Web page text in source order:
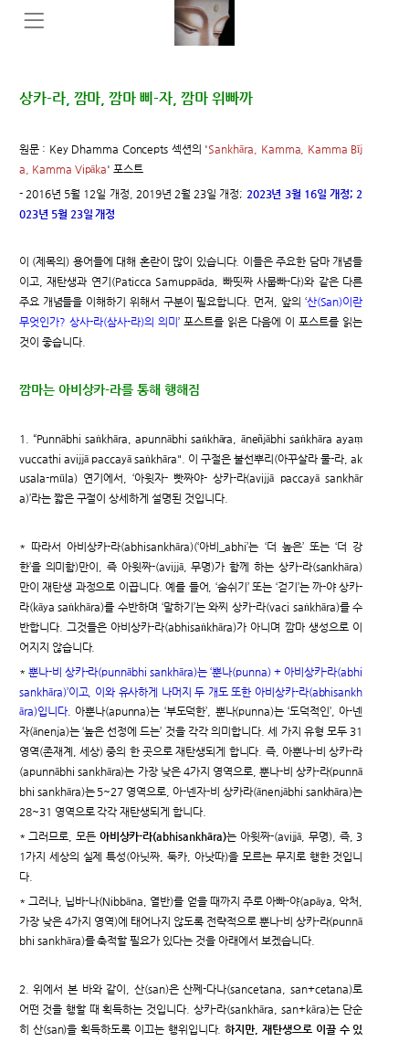
상카-라, 깜마, 깜마 삐-자, 깜마 위빠까
원문 : Key Dhamma Concepts 섹션의 'Sankhāra, Kamma, Kamma Bīj
a, Kamma Vipāka' 포스트
- 2016년 5월 12일 개정, 2019년 2월 23일 개정; 2023년 3월 16일 개정; 2
023년 5월 23일 개정
이 (제목의) 용어들에 대해 혼란이 많이 있습니다. 이들은 주요한 담마 개념들
이고, 재탄생과 연기(Paticca Samuppāda, 빠띳짜 사뭅빠-다)와 같은 다른
주요 개념들을 이해하기 위해서 구분이 필요합니다. 먼저, 앞의 ‘산(San)이란
무엇인가? 상사-라(삼사-라)의 의미 ’ 포스트를 읽은 다음에 이 포스트를 읽는
것이 좋습니다.
깜마는 아비상카-라를 통해 행해짐
1. “Punnābhi saṅkhāra, apunnābhi saṅkhāra, āneñjābhi saṅkhāra ayaṃ
vuccathi avijjā paccayā saṅkhāra". 이 구절은 불선뿌리(아꾸살라 물-라, ak
usala-mūla) 연기에서, ‘아윗자- 빳짜야- 상카-라(avijjā paccayā sankhār
a)’라는 짧은 구절이 상세하게 설명된 것입니다.
* 따라서 아비상카-라(abhisankhāra)(‘아비_abhi’는 ‘더 높은’ 또는 ‘더 강
한’을 의미함)만이, 즉 아윗짜-(avijjā, 무명)가 함께 하는 상카-라(sankhāra)
만이 재탄생 과정으로 이끕니다. 예를 들어, ‘숨쉬기’ 또는 ‘걷기’는 까-야 상카-
라(kāya saṅkhāra)를 수반하며 ‘말하기’는 와찌 상카-라(vaci saṅkhāra)를 수
반합니다. 그것들은 아비상카-라(abhisaṅkhāra)가 아니며 깜마 생성으로 이
어지지 않습니다.
* 뿐나-비 상카-라(punnābhi sankhāra)는 ‘뿐나(punna) + 아비상카-라(abhi
sankhāra)’이고, 이와 유사하게 나머지 두 개도 또한 아비상카-라(abhisankh
āra)입니다. 아뿐나(apunna)는 ‘부도덕한’, 뿐나(punna)는 ‘도덕적인’, 아-넨
자(ānenja)는 ‘높은 선정에 드는’ 것을 각각 의미합니다. 세 가지 유형 모두 31
영역(존재계, 세상) 중의 한 곳으로 재탄생되게 합니다. 즉, 아뿐나-비 상카-라
(apunnābhi sankhāra)는 가장 낮은 4가지 영역으로, 뿐나-비 상카-라(punnā
bhi sankhāra)는 5~27 영역으로, 아-넨자-비 상카라(ānenjābhi sankhāra)는
28~31 영역으로 각각 재탄생되게 합니다.
* 그러므로, 모든 아비상카-라(abhisankhāra)는 아윗짜-(avijjā, 무명), 즉, 3
1가지 세상의 실제 특성(아닛짜, 둑카, 아낫따)을 모르는 무지로 행한 것입니
다.
* 그러나, 닙바-나(Nibbāna, 열반)를 얻을 때까지 주로 아빠-야(apāya, 악처,
가장 낮은 4가지 영역)에 태어나지 않도록 전략적으로 뿐나-비 상카-라(punnā
bhi sankhāra)를 축적할 필요가 있다는 것을 아래에서 보겠습니다.
2. 위에서 본 바와 같이, 산(san)은 산쩨-다나(sancetana, san+cetana)로
어떤 것을 행할 때 획득하는 것입니다. 상카-라(sankhāra, san+kāra)는 단순
히 산(san)을 획득하도록 이끄는 행위입니다.하지만, 재탄생으로 이끌 수 있